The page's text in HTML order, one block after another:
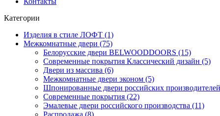
Категории
Изделия в стиле ЛОФТ (1)
Межкомнатные двери (75)
Белорусские двери BELWOODDOORS (15)
Современные покрытия Классический дизайн (5)
Двери из массива (6)
Межкомнатные двери эконом (5)
Шпонированные двери российских
Современные покрытия (22)
Эмалевые двери российского производства (11)
Распродажа (8)